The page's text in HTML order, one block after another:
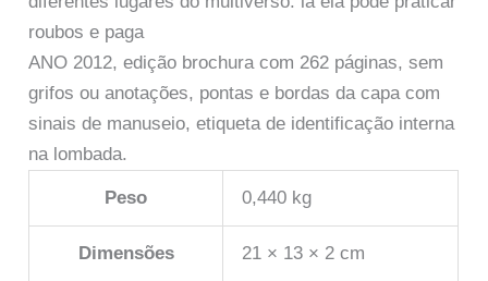
roubos e paga
ANO 2012, edição brochura com 262 páginas, sem
grifos ou anotações, pontas e bordas da capa com
sinais de manuseio, etiqueta de identificação interna
na lombada.
Peso 0,440 kg
Dimensões 21 × 13 × 2 cm